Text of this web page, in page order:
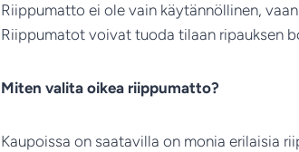
Riippumatto ei ole vain käytännöllinen,
Riippumatot voivat tuoda tilaan ripauksen
Miten valita oikea riippumatto?
Kaupoissa on saatavilla on monia erilaisia